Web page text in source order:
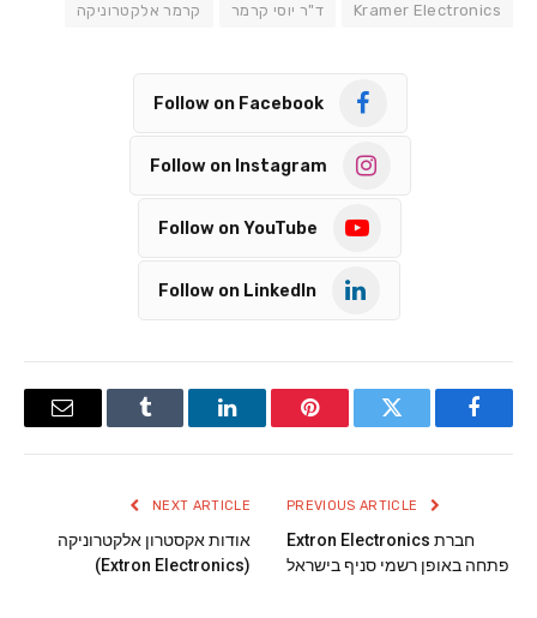
Kramer Electronics ד"ר יוסי קרמר קרמר אלקטרוניקה
Follow on Facebook
Follow on Instagram
Follow on YouTube
Follow on LinkedIn
Facebook
Twitter
Pinterest
LinkedIn
Tumblr
Email
חברת Extron Electronics
פתחה באופן רשמי סניף בישראל
NEXT ARTICLE
אודות אקסטרון אלקטרוניקה
(Extron Electronics)